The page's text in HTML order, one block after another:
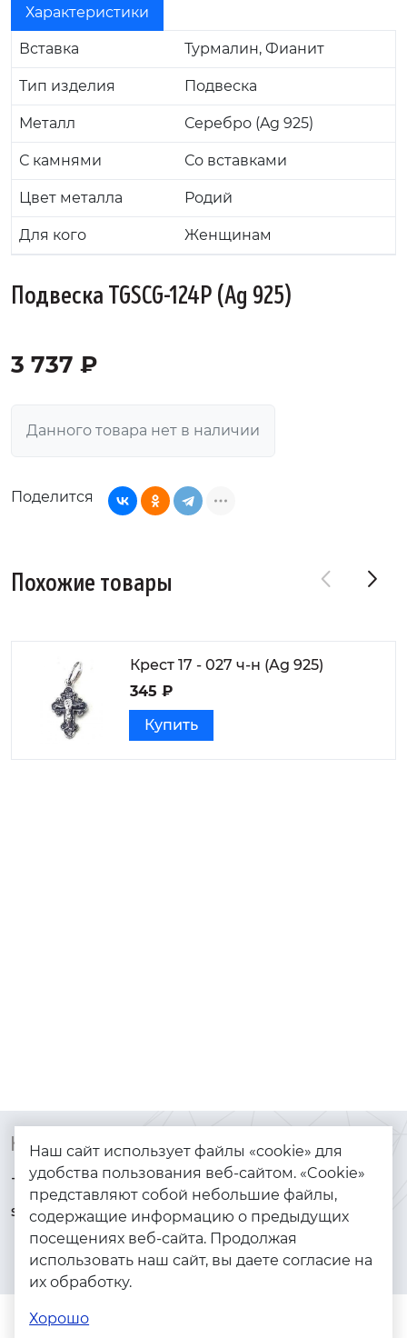
Характеристики
Вставка Турмалин, Фианит
Тип изделия Подвеска
Металл Серебро (Ag 925)
С камнями Со вставками
Цвет металла Родий
Для кого Женщинам
Подвеска TGSCG-124P (Ag 925)
3 737 ₽
Данного товара нет в наличии
Поделится
Похожие товары
Крест 17 - 027 ч-н (Ag 925)
345 ₽
Купить
Контакты
+7 (925) 144-64-73
serebryanyye.grani@mail.ru
Каталог
Браслеты
Золото
Серебро
Помощь
Наш сайт использует файлы «cookie» для
удобства пользования веб-сайтом. «Cookie»
представляют собой небольшие файлы,
содержащие информацию о предыдущих
посещениях веб-сайта. Продолжая
использовать наш сайт, вы даете согласие на
их обработку.
Хорошо